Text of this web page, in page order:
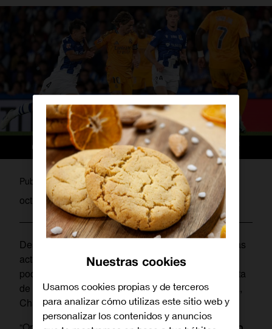
Publicado por pablo
octubre 7, 2024
Desde hoy, todos
con tarifas
actuales, con o sin servicio de televisión incluido,
podrán contratar
, la nueva oferta
de TV de la operadora que incluye partidos de Liga,
Champions y Copa del Rey sin costehasta 2025
Nuestras cookies
Usamos cookies propias y de terceros
para analizar cómo utilizas este sitio web y
personalizar los contenidos y anuncios